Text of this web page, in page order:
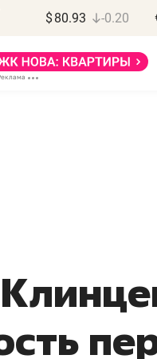
$ 80.93 -0.20
бизнес может
минимум